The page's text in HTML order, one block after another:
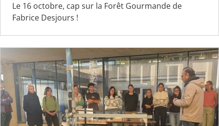
Le 16 octobre, cap sur la Forêt Gourmande de
Fabrice Desjours !